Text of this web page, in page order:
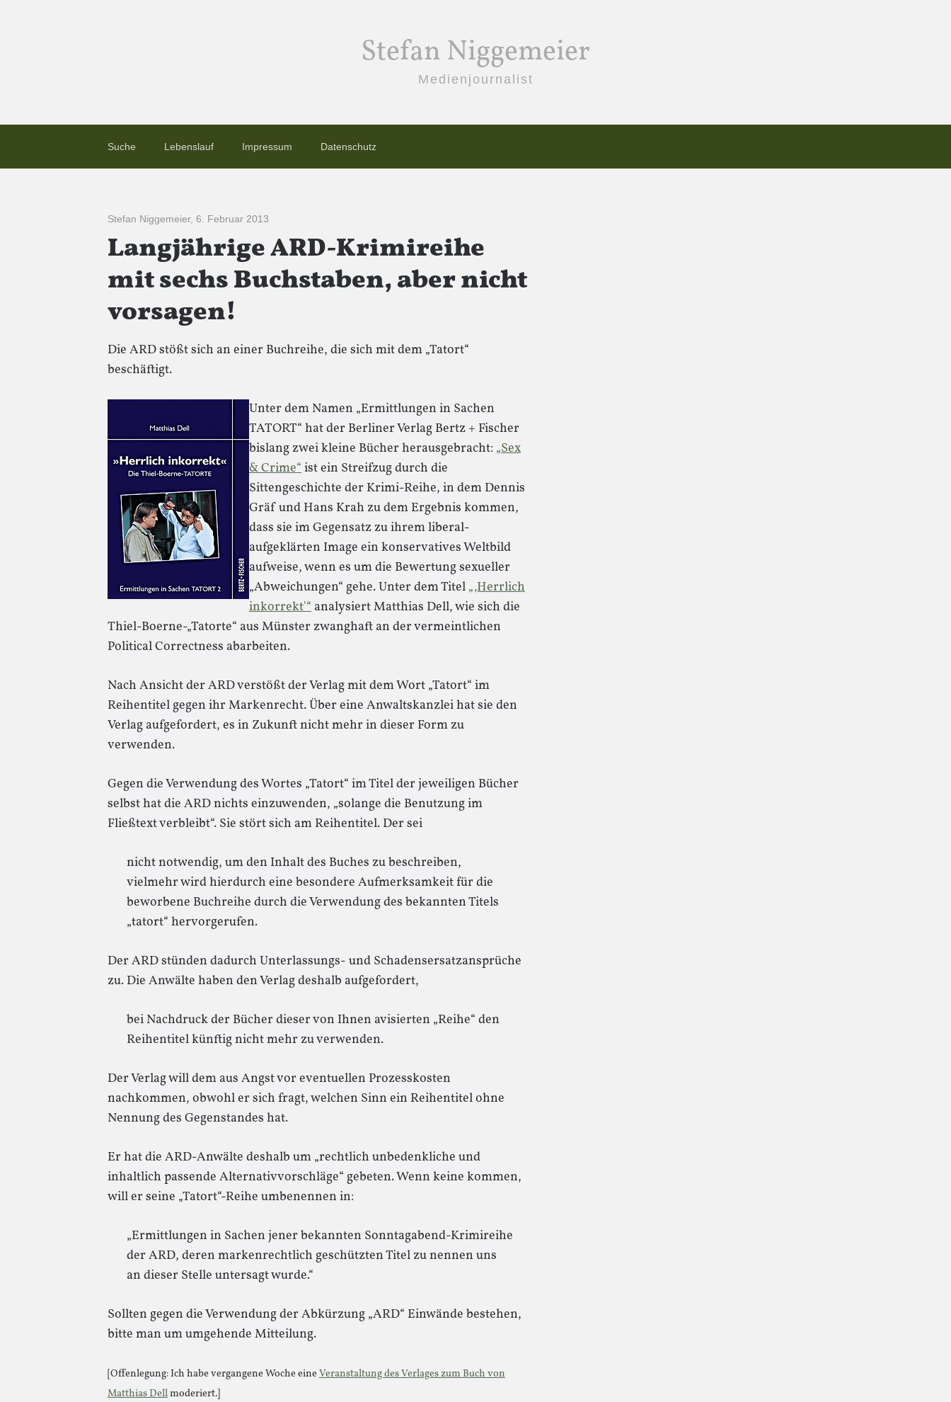
Stefan Niggemeier
Medienjournalist
Suche Lebenslauf Impressum Datenschutz
Stefan Niggemeier, 6. Februar 2013
Langjährige ARD-Krimireihe
mit sechs Buchstaben, aber nicht
vorsagen!
Die ARD stößt sich an einer Buchreihe, die sich mit dem „Tatort“
beschäftigt.
Unter dem Namen „Ermittlungen in Sachen
TATORT“ hat der Berliner Verlag Bertz + Fischer
bislang zwei kleine Bücher herausgebracht: „Sex
& Crime“ist ein Streifzug durch die
Sittengeschichte der Krimi-Reihe, in dem Dennis
Gräf und Hans Krah zu dem Ergebnis kommen,
dass sie im Gegensatz zu ihrem liberal-
aufgeklärten Image ein konservatives Weltbild
aufweise, wenn es um die Bewertung sexueller
„Abweichungen“ gehe. Unter dem Titel „‚Herrlich
inkorrekt'“ analysiert Matthias Dell, wie sich die
Thiel-Boerne-„Tatorte“ aus Münster zwanghaft an der vermeintlichen
Political Correctness abarbeiten.
Nach Ansicht der ARD verstößt der Verlag mit dem Wort „Tatort“ im
Reihentitel gegen ihr Markenrecht. Über eine Anwaltskanzlei hat sie den
Verlag aufgefordert, es in Zukunft nicht mehr in dieser Form zu
verwenden.
Gegen die Verwendung des Wortes „Tatort“ im Titel der jeweiligen Bücher
selbst hat die ARD nichts einzuwenden, „solange die Benutzung im
Fließtext verbleibt“. Sie stört sich am Reihentitel. Der sei
nicht notwendig, um den Inhalt des Buches zu beschreiben,
vielmehr wird hierdurch eine besondere Aufmerksamkeit für die
beworbene Buchreihe durch die Verwendung des bekannten Titels
„tatort“ hervorgerufen.
Der ARD stünden dadurch Unterlassungs- und Schadensersatzansprüche
zu. Die Anwälte haben den Verlag deshalb aufgefordert,
bei Nachdruck der Bücher dieser von Ihnen avisierten „Reihe“ den
Reihentitel künftig nicht mehr zu verwenden.
Der Verlag will dem aus Angst vor eventuellen Prozesskosten
nachkommen, obwohl er sich fragt, welchen Sinn ein Reihentitel ohne
Nennung des Gegenstandes hat.
Er hat die ARD-Anwälte deshalb um „rechtlich unbedenkliche und
inhaltlich passende Alternativvorschläge“ gebeten. Wenn keine kommen,
will er seine „Tatort“-Reihe umbenennen in:
„Ermittlungen in Sachen jener bekannten Sonntagabend-Krimireihe
der ARD, deren markenrechtlich geschützten Titel zu nennen uns
an dieser Stelle untersagt wurde.“
Sollten gegen die Verwendung der Abkürzung „ARD“ Einwände bestehen,
bitte man um umgehende Mitteilung.
[Offenlegung: Ich habe vergangene Woche eineVeranstaltung des Verlages zum Buch von
Matthias Dellmoderiert.]